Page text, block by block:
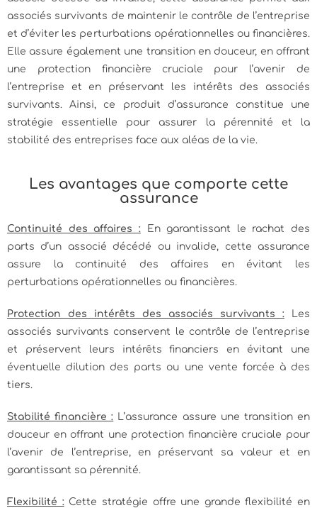
associés survivants de maintenir le contrôle de l’entreprise
et d’éviter les perturbations opérationnelles ou financières.
Elle assure également une transition en douceur, en offrant
une protection financière cruciale pour l’avenir de
l’entreprise et en préservant les intérêts des associés
survivants. Ainsi, ce produit d’assurance constitue une
stratégie essentielle pour assurer la pérennité et la
stabilité des entreprises face aux aléas de la vie.
Les avantages que comporte cette
assurance
Continuité des affaires : En garantissant le rachat des
parts d’un associé décédé ou invalide, cette assurance
assure la continuité des affaires en évitant les
perturbations opérationnelles ou financières.
Protection des intérêts des associés survivants : Les
associés survivants conservent le contrôle de l’entreprise
et préservent leurs intérêts financiers en évitant une
éventuelle dilution des parts ou une vente forcée à des
tiers.
Stabilité financière : L’assurance assure une transition en
douceur en offrant une protection financière cruciale pour
l’avenir de l’entreprise, en préservant sa valeur et en
garantissant sa pérennité.
Flexibilité : Cette stratégie offre une grande flexibilité en